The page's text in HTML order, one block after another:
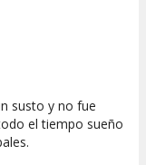
susto y no fue
el tiempo sueño